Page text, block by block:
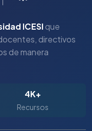
ICESIque
directivos
de manera
4K+
Recursos